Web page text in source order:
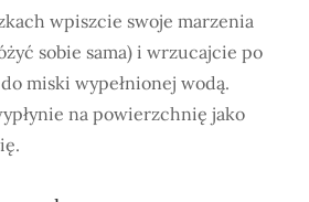
wpiszcie swoje marzenia
sobie sama) i wrzucajcie po
miski wypełnionej wodą.
na powierzchnię jako